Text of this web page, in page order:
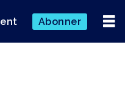
Abonner